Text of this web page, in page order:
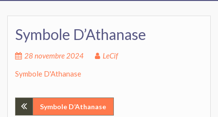
Symbole D’Athanase
28 novembre 2024 LeCif
Symbole D'Athanase
Navigation
Symbole D’Athanase